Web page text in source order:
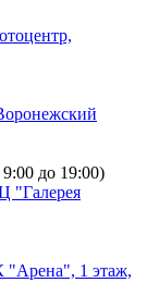
до 19:00)
"Галерея
"Арена", 1 этаж,